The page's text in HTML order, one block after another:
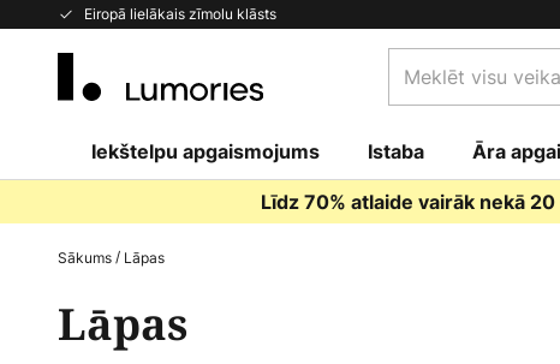
Eiropā lielākais zīmolu klāsts
Skip
visu
šeit...
Iekštelpu apgaismojums Istaba Āra
Līdz 70% atlaide vairāk nekā
Sākums Lāpas
Lāpas